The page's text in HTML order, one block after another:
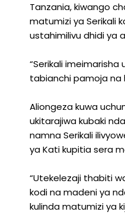
Tanzania, kiwango
matumizi ya Serikali
ustahimilivu dhidi ya
“Serikali
tabianchi pamoja na
Aliongeza kuwa
ukitarajiwa kubaki
namna Serikali
ya Kati kupitia sera
“Utekelezaji thabiti
kodi na madeni ya
kulinda matumizi ya